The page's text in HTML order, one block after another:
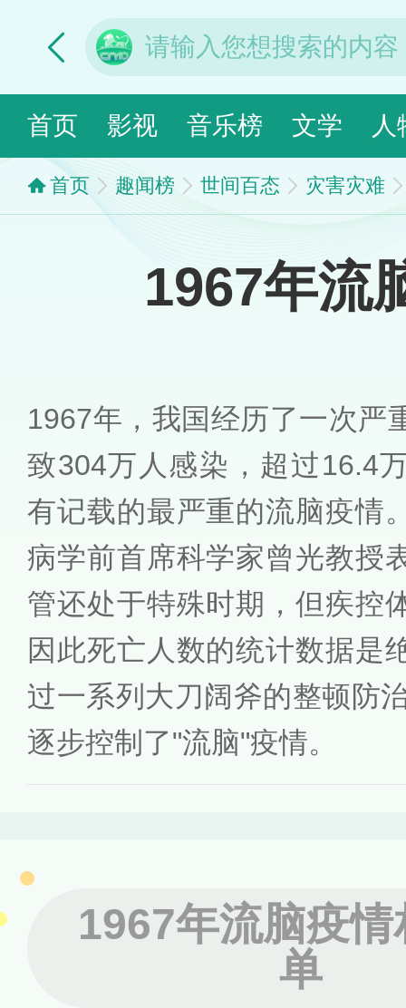
首页 影视 音乐榜 文学 人
首页 趣闻榜 世间百态 灾害灾难
1967年流
1967年，我国经历了一次严
致304万人感染，超过16.4
有记载的最严重的流脑疫情
病学前首席科学家曾光教授
管还处于特殊时期，但疾控
因此死亡人数的统计数据是
过一系列大刀阔斧的整顿防
逐步控制了"流脑"疫情。
1967年流脑疫情
单